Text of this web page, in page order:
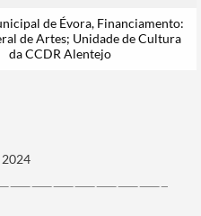
de Évora, Financiamento:
de Artes; Unidade de Cultura
da CCDR Alentejo